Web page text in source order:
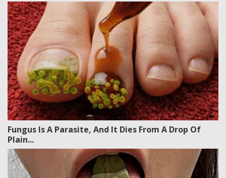
Fungus Is A Parasite, And It Dies From A Drop Of
Plain...